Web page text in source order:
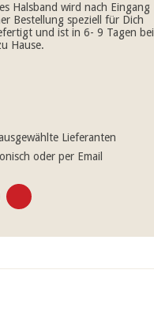
Halsband wird nach Eingang
Bestellung speziell für Dich
und ist in 6- 9 Tagen bei
Hause.
Lieferanten
oder per Email